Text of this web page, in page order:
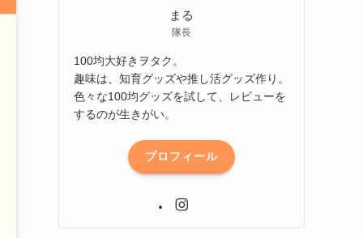
まる
隊長
100均大好きヲタク。
趣味は、知育グッズや推し活グッズ作り。
色々な100均グッズを試して、レビューを
するのが生きがい。
プロフィール